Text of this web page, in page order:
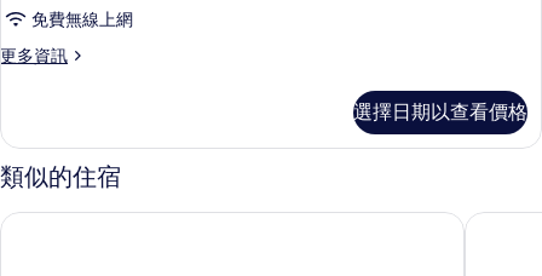
免費無線上網
更多資訊
更
的
詳
情
選擇日期以查看價格
類似的住宿
水門市場中心點Plus飯店 Tranz 飯